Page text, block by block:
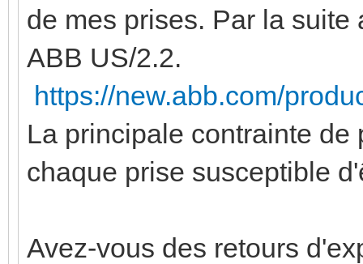
de mes prises. Par la
ABB US/2.2.
https://new.abb.com/
La principale contrainte
chaque prise susceptible
Avez-vous des retours